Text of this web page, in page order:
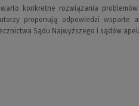
konkretne rozwiązania
proponują odpowiedzi wsparte
Sądu Najwyższego i sądów